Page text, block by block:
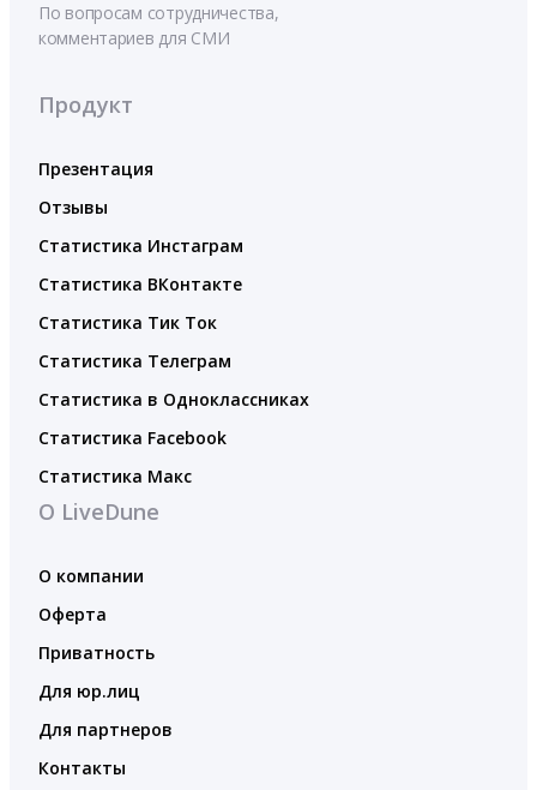
По вопросам сотрудничества,
комментариев для СМИ
Продукт
Презентация
Отзывы
Статистика Инстаграм
Статистика ВКонтакте
Статистика Тик Ток
Статистика Телеграм
Статистика в Одноклассниках
Статистика Facebook
Статистика Макс
О LiveDune
О компании
Оферта
Приватность
Для юр.лиц
Для партнеров
Контакты